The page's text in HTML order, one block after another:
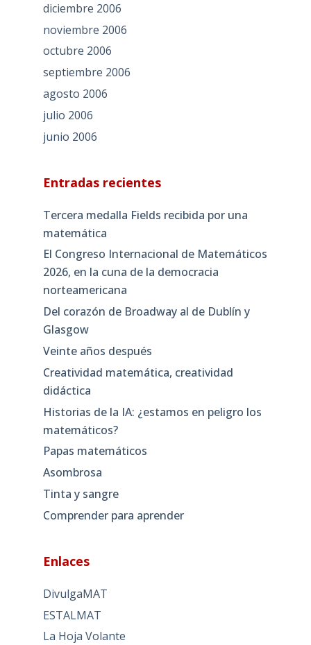
diciembre 2006
noviembre 2006
octubre 2006
septiembre 2006
agosto 2006
julio 2006
junio 2006
Entradas recientes
Tercera medalla Fields recibida por una
matemática
El Congreso Internacional de Matemáticos
2026, en la cuna de la democracia
norteamericana
Del corazón de Broadway al de Dublín y
Glasgow
Veinte años después
Creatividad matemática, creatividad
didáctica
Historias de la IA: ¿estamos en peligro los
matemáticos?
Papas matemáticos
Asombrosa
Tinta y sangre
Comprender para aprender
Enlaces
DivulgaMAT
ESTALMAT
La Hoja Volante